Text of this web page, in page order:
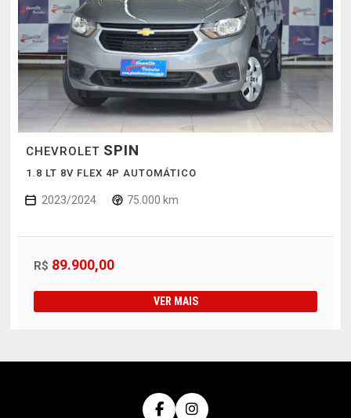
CHEVROLET SPIN
1.8 LT 8V FLEX 4P AUTOMÁTICO
2023/2024 75.000 km
R$ 89.900,00
VER MAIS